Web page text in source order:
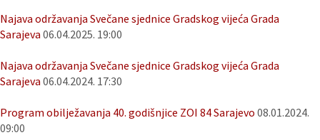
Najava održavanja Svečane sjednice Gradskog vijeća Grada
Sarajeva 06.04.2025. 19:00
Najava održavanja Svečane sjednice Gradskog vijeća Grada
Sarajeva 06.04.2024. 17:30
Program obilježavanja 40. godišnjice ZOI 84 Sarajevo 08.01.2024.
09:00